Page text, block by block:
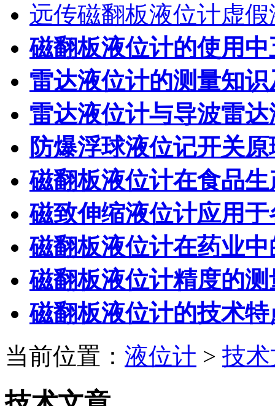
远传磁翻板液位计虚
磁翻板液位计的使用
雷达液位计的测量知
雷达液位计与导波雷
防爆浮球液位记开关
磁翻板液位计在食品
磁致伸缩液位计应用
磁翻板液位计在药业
磁翻板液位计精度的
磁翻板液位计的技术
当前位置： 液位计 > 技